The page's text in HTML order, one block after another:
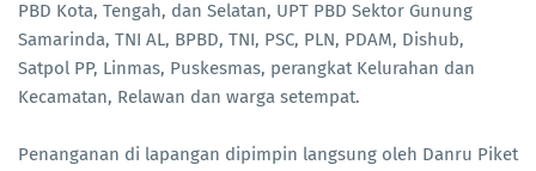
PBD Kota, Tengah, dan Selatan, UPT PBD Sektor Gunung
Samarinda, TNI AL, BPBD, TNI, PSC, PLN, PDAM, Dishub,
Satpol PP, Linmas, Puskesmas, perangkat Kelurahan dan
Kecamatan, Relawan dan warga setempat.
Penanganan di lapangan dipimpin langsung oleh Danru Piket